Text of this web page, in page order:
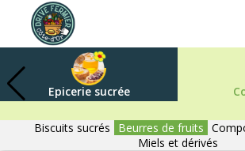
fermier
Côte
Epicerie sucrée
Biscuits sucrés Beurres de fruits
Miels et dérivés